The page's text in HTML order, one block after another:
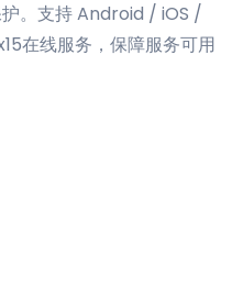
。支持 Android / iOS /
在线服务，保障服务可用